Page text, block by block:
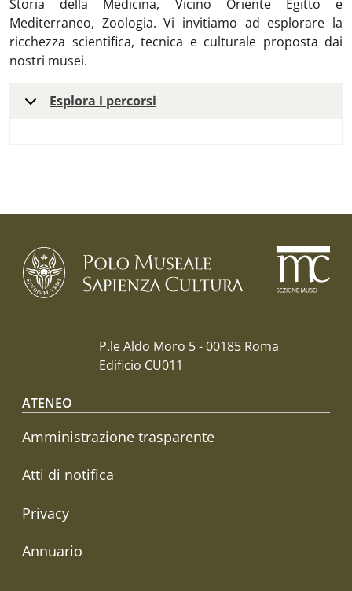
Storia della Medicina, Vicino Oriente Egitto e
Mediterraneo, Zoologia. Vi invitiamo ad esplorare la
ricchezza scientifica, tecnica e culturale proposta dai
nostri musei.
Esplora i percorsi
P.le Aldo Moro 5 - 00185 Roma
Edificio CU011
Footer menu
ATENEO
Amministrazione trasparente
Atti di notifica
Privacy
Annuario